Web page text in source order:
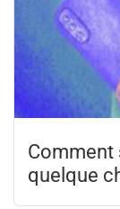
Comment
quelque